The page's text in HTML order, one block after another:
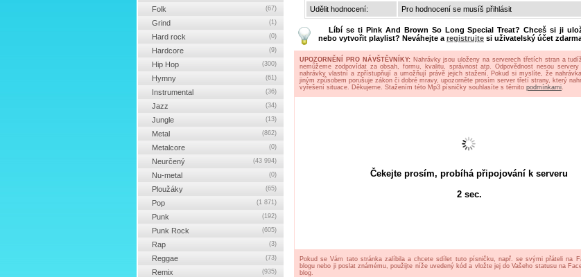
Udělit hodnocení:
Pro hodnocení se musíš přihlásit
Líbí se ti Pink And Brown So Long Special Treat? Chceš si ji
nebo vytvořit playlist? Neváhejte a registrujte si uživatelský účet
UPOZORNĚNÍ PRO NÁVŠTĚVNÍKY: Nahrávky jsou uloženy na serverech třetích stran a
nemůžeme zodpovídat za obsah, formu, kvalitu, správnost atp. Odpovědnost nesou
nahrávky vlastní a zpřístupňují a umožňují právě jejich stažení. Pokud si myslíte, že
jiným způsobem porušuje zákon či dobré mravy, upozorněte prosím server třetí strany, který
vyřešení situace. Děkujeme. Stažením této Mp3 písničky souhlasíte s těmito podmínkami.
Čekejte prosím, probíhá připojování k serveru
2sec.
Pokud se Vám tato stránka zalíbila a chcete sdílet tuto písničku, např. se svými přáteli na
blogu nebo ji poslat známému, použijte níže uvedený kód a vložte jej do Vašeho statusu na
blog.
Folk (67)
Grind (1)
Hard rock (0)
Hardcore (9)
Hip Hop (300)
Hymny (61)
Instrumental (36)
Jazz (34)
Jungle (13)
Metal (862)
Metalcore (0)
Neurčený (43 994)
Nu-metal (0)
Ploužáky (65)
Pop (1 871)
Punk (192)
Punk Rock (605)
Rap (3)
Reggae (73)
Remix (935)